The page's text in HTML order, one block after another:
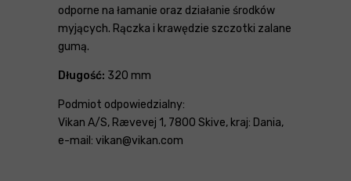
odporne na łamanie oraz działanie środków
myjących. Rączka i krawędzie szczotki zalane
gumą.
Długość: 320 mm
Podmiot odpowiedzialny:
Vikan A/S, Rævevej 1, 7800 Skive, kraj: Dania,
e-mail: vikan@vikan.com